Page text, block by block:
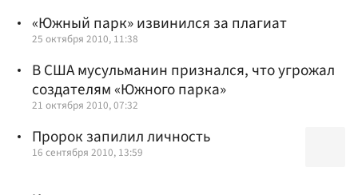
«Южный парк» извинился за плагиат
25 октября 2010, 11:38
В США мусульманин признался, что угрожал
создателям «Южного парка»
21 октября 2010, 07:32
Пророк запилил личность
16 сентября 2010, 13:59